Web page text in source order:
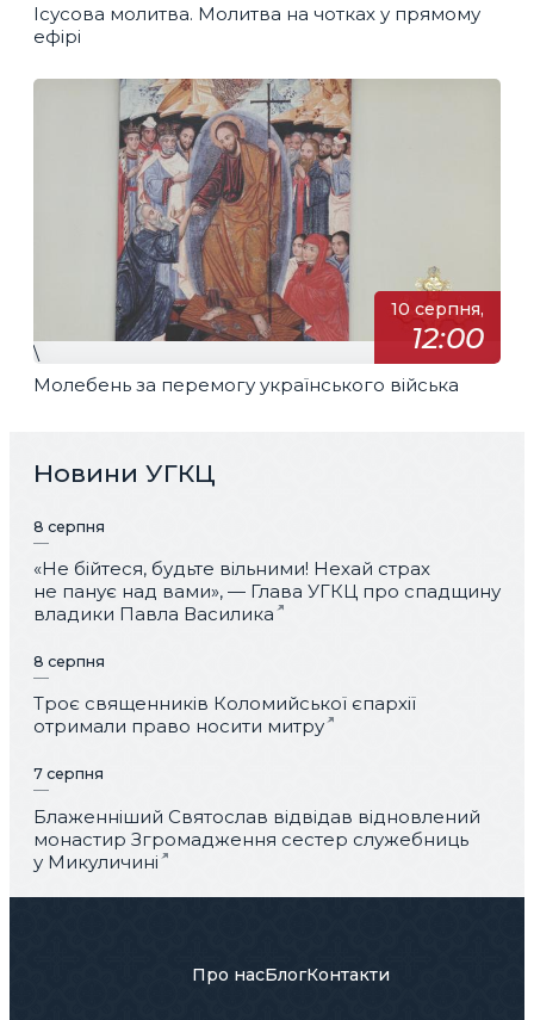
Ісусова молитва. Молитва на чотках у прямому
ефірі
10 серпня,
12:00
\
Молебень за перемогу українського війська
Новини УГКЦ
8 серпня
«Не бійтеся, будьте вільними! Нехай страх
не панує над вами», — Глава УГКЦ про спадщину
владики Павла Василика
8 серпня
Троє священників Коломийської єпархії
отримали право носити митру
7 серпня
Блаженніший Святослав відвідав відновлений
монастир Згромадження сестер служебниць
у Микуличині
Про насБлогКонтакти